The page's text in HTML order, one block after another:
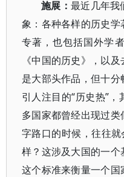
施展： 最近几年我
象：各种各样的历史
专著，也包括国外学
《中国的历史》，以
是大部头作品，但十
引人注目的“历史热”
多国家都曾经出现过
字路口的时候，往往
样？这涉及大国的一
这个标准来衡量一个